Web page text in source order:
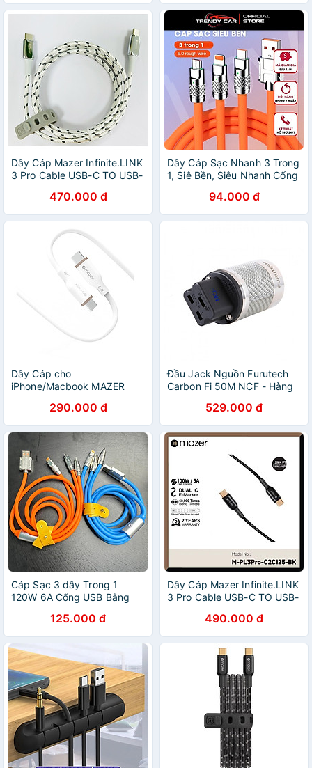
Dây Cáp Mazer Infinite.LINK
3 Pro Cable USB-C TO USB-
470.000 đ
Dây Cáp Sạc Nhanh 3 Trong
1, Siê Bền, Siêu Nhanh Cổng
94.000 đ
Dây Cáp cho
iPhone/Macbook MAZER
C to USB-C 2M cable - Hàng
Chính Hãng
290.000 đ
Đầu Jack Nguồn Furutech
Carbon Fi 50M NCF - Hàng
529.000 đ
Cáp Sạc 3 dây Trong 1
120W 6A Cổng USB Bằng
Sạc Nhanh Bảo hành 12
Tháng
125.000 đ
Dây Cáp Mazer Infinite.LINK
3 Pro Cable USB-C TO USB-
tới 100W Hàng Chính Hãngh
490.000 đ